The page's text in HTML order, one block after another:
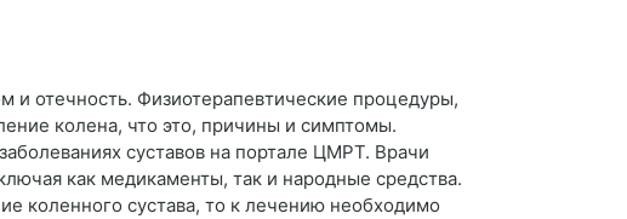
и отечность. Физиотерапевтические процедуры,
колена, что это, причины и симптомы.
суставов на портале ЦМРТ. Врачи
как медикаменты, так и народные средства.
коленного сустава, то к лечению необходимо